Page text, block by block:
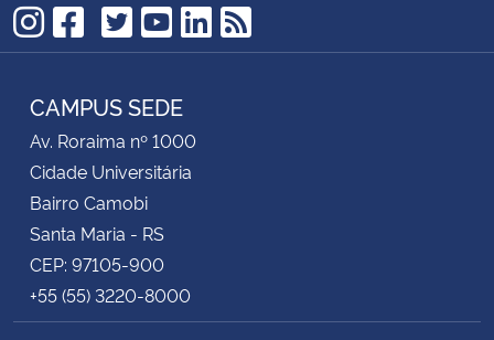
Instagram
Facebook
TikTok
Twitter
YouTube
LinkedIn
RSS
CAMPUS SEDE
Av. Roraima nº 1000
Cidade Universitária
Bairro Camobi
Santa Maria - RS
CEP: 97105-900
+55 (55) 3220-8000